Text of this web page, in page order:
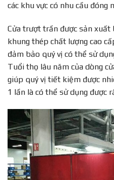
các khu vực có nhu cầu đóng
Cửa trượt trần được sản xuất
khung thép chất lượng cao
đảm bảo quý vị có thể sử
Tuổi thọ lâu năm của dòng
giúp quý vị tiết kiệm được
1 lần là có thể sử dụng được